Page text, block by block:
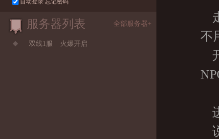
自动登录 忘记密码
服务器列表 全部服务器+
双线1服 火爆开启
不